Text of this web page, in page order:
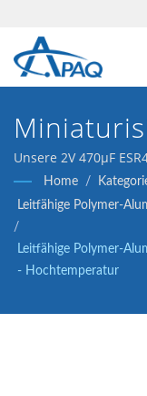
ESR,
Lange
Unsere 2V 470μF
Spannungsregler
Home /
Leitfähige Polymer-
/
Leitfähige Polymer-
- Hochtemperatur